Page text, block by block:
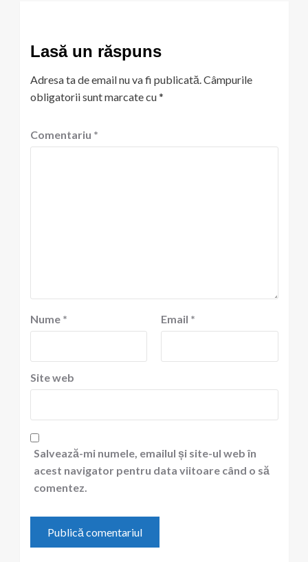
Lasă un răspuns
Adresa ta de email nu va fi publicată.Câmpurile
obligatorii sunt marcate cu*
Comentariu *
Nume * Email *
Site web
Salvează-mi numele, emailul și site-ul web în
acest navigator pentru data viitoare când o să
comentez.